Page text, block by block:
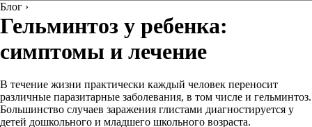
Блог ›
Гельминтоз у ребенка:
симптомы и лечение
В течение жизни практически каждый человек переносит
различные паразитарные заболевания, в том числе и гельминтоз.
Большинство случаев заражения глистами диагностируется у
детей дошкольного и младшего школьного возраста.